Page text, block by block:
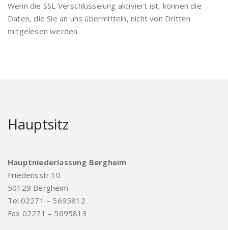
Wenn die SSL Verschlüsselung aktiviert ist, können die
Daten, die Sie an uns übermitteln, nicht von Dritten
mitgelesen werden.
Hauptsitz
Hauptniederlassung Bergheim
Friedensstr.10
50129 Bergheim
Tel.02271 – 5695812
Fax 02271 – 5695813